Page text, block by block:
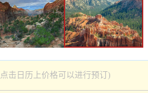
击日历上价格可以进行预订)